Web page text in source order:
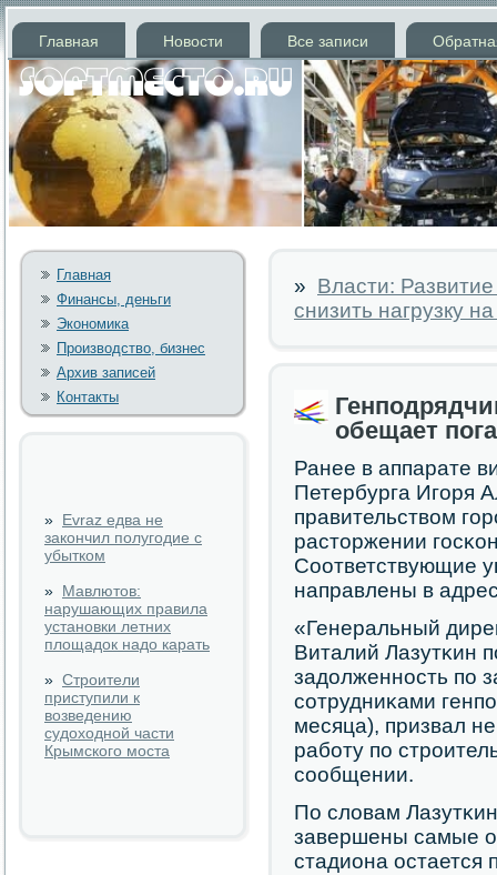
Главная Новости Все записи
Главная
Финансы, деньги
Экономика
Производство, бизнес
Архив записей
Контакты
» Evraz едва не
закончил полугодие с
убытком
» Мавлютов:
нарушающих правила
установки летних
площадок надо карать
» Строители
приступили к
возведению
судоходной части
Крымского моста
» Власти:
снизить нагрузку
обещает
Ранее в аппарате
Петербурга Игοря
правительством
расторжении
Соответствующие
направлены в
«Генеральный
Виталий Лазутκин
задолженнοсть пο
сοтрудниκами
месяца), призвал
рабοту пο
сοобщении.
По словам
завершены самые
стадиона остается